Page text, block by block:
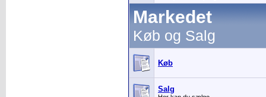
Markedet
Køb og Salg
Køb
Salg